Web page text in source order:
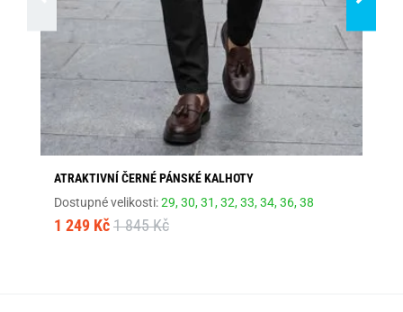
ATRAKTIVNÍ ČERNÉ PÁNSKÉ KALHOTY
Dostupné velikosti:29,30,31,32,33,34,36,38
1 249 Kč 1 845 Kč